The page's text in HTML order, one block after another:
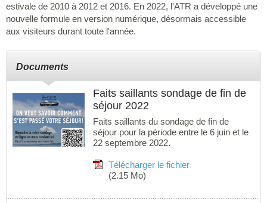
estivale de 2010 à 2012 et 2016. En 2022, l'ATR a développé une
nouvelle formule en version numérique, désormais accessible
aux visiteurs durant toute l'année.
Documents
Faits saillants sondage de fin de
séjour 2022
Faits saillants du sondage de fin de
séjour pour la période entre le 6 juin et le
22 septembre 2022.
Télécharger le fichier
(2.15 Mo)